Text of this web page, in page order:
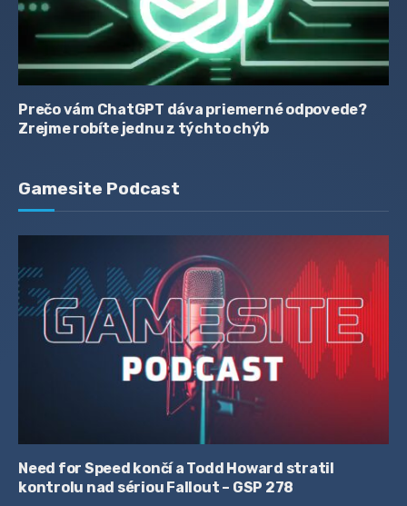
Prečo vám ChatGPT dáva priemerné odpovede?
Zrejme robíte jednu z týchto chýb
Gamesite Podcast
Need for Speed končí a Todd Howard stratil
kontrolu nad sériou Fallout – GSP 278